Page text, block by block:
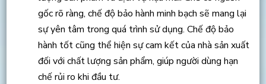
gốc rõ ràng, chế độ bảo hành minh bạch sẽ mang lại
sự yên tâm trong quá trình sử dụng. Chế độ bảo
hành tốt cũng thể hiện sự cam kết của nhà sản xuất
đối với chất lượng sản phẩm, giúp người dùng hạn
chế rủi ro khi đầu tư.